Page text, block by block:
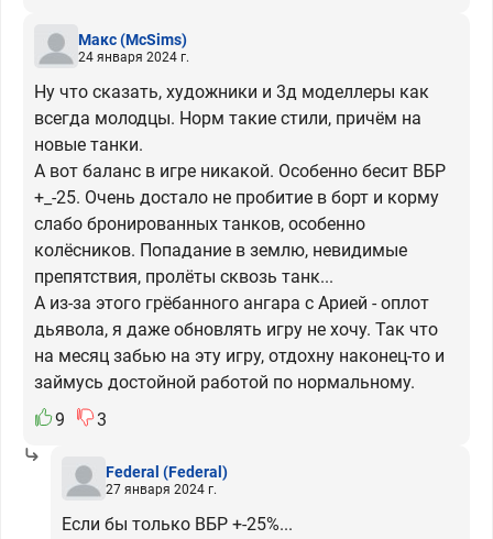
Макс(McSims)
24 января 2024 г.
Ну что сказать, художники и 3д моделлеры как
всегда молодцы. Норм такие стили, причём на
новые танки.
А вот баланс в игре никакой. Особенно бесит ВБР
+_-25. Очень достало не пробитие в борт и корму
слабо бронированных танков, особенно
колёсников. Попадание в землю, невидимые
препятствия, пролёты сквозь танк...
А из-за этого грёбанного ангара с Арией - оплот
дьявола, я даже обновлять игру не хочу. Так что
на месяц забью на эту игру, отдохну наконец-то и
займусь достойной работой по нормальному.
9
3
Federal (Federal)
27 января 2024 г.
Если бы только ВБР +-25%...